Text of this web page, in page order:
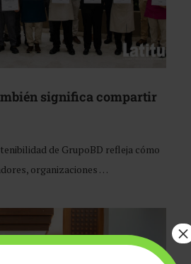
significa compartir
de GrupoBD refleja cómo
organizaciones …
×